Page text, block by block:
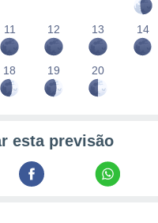
11 12 13 14
18 19 20
esta previsão